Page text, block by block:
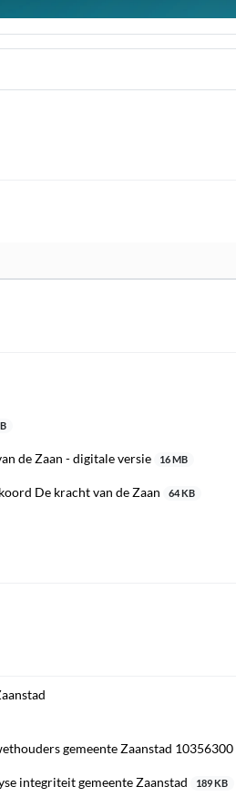
de Zaan - digitale versie 16 MB
De kracht van de Zaan 64 KB
gemeente Zaanstad 10356300
integriteit gemeente Zaanstad 189 KB